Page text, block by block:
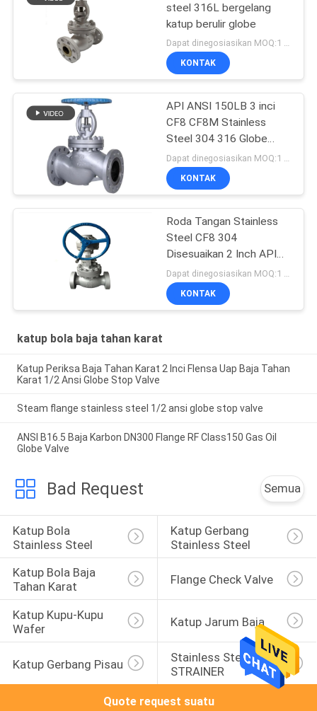
steel 316L bergelang
katup berulir globe
Dapat dinegosiasikan MOQ:1 buah
KONTAK
API ANSI 150LB 3 inci
CF8 CF8M Stainless
Steel 304 316 Globe
Valve
KONTAK
Roda Tangan Stainless
Steel CF8 304
Disesuaikan 2 Inch API
Globe Valve
KONTAK
katup bola baja tahan karat
Katup Periksa Baja Tahan Karat 2 Inci Flensa Uap Baja Tahan
Karat 1/2 Ansi Globe Stop Valve
Steam flange stainless steel 1/2 ansi globe stop valve
ANSI B16.5 Baja Karbon DN300 Flange RF Class150 Gas Oil
Globe Valve
Bad Request Semua
Katup Bola
Stainless Steel
Katup Gerbang
Stainless Steel
Katup Bola Baja
Tahan Karat
Flange Check Valve
Katup Kupu-Kupu
Wafer
Katup Jarum Baja
Katup Gerbang Pisau
Stainless Steel Y
STRAINER
Quote request suatu